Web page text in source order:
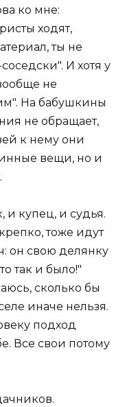
ко мне:
ходят,
ты не
И хотя у
не
На бабушкины
не обращает,
к нему они
вещи, но и
и купец, и судья.
тоже идут
он свою делянку
так и было!"
сколько бы
иначе нельзя.
подход
Все свои потому